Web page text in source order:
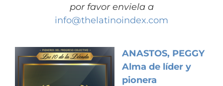
por favor enviela a
info@thelatinoindex.com
ANASTOS, PEGGY
Alma de líder y
pionera